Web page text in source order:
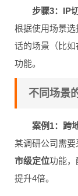
步骤3：IP
根据使用场景选
话的场景（比
功能。
不同场景
案例1：跨
某调研公司需
市级定位功能，
提升4倍。